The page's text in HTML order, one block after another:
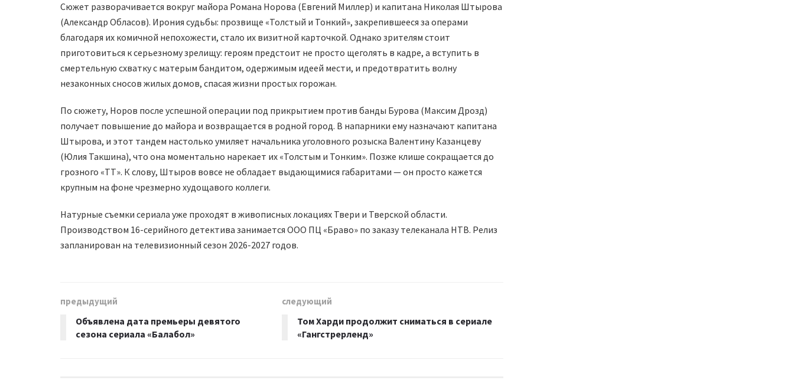
Сюжет разворачивается вокруг майора Романа Норова (Евгений Миллер) и капитана Николая Штырова
(Александр Обласов). Ирония судьбы: прозвище «Толстый и Тонкий», закрепившееся за операми
благодаря их комичной непохожести, стало их визитной карточкой. Однако зрителям стоит
приготовиться к серьезному зрелищу: героям предстоит не просто щеголять в кадре, а вступить в
смертельную схватку с матерым бандитом, одержимым идеей мести, и предотвратить волну
незаконных сносов жилых домов, спасая жизни простых горожан.
По сюжету, Норов после успешной операции под прикрытием против банды Бурова (Максим Дрозд)
получает повышение до майора и возвращается в родной город. В напарники ему назначают капитана
Штырова, и этот тандем настолько умиляет начальника уголовного розыска Валентину Казанцеву
(Юлия Такшина), что она моментально нарекает их «Толстым и Тонким». Позже клише сокращается до
грозного «ТТ». К слову, Штыров вовсе не обладает выдающимися габаритами — он просто кажется
крупным на фоне чрезмерно худощавого коллеги.
Натурные съемки сериала уже проходят в живописных локациях Твери и Тверской области.
Производством 16-серийного детектива занимается ООО ПЦ «Браво» по заказу телеканала НТВ. Релиз
запланирован на телевизионный сезон 2026-2027 годов.
предыдущий
Объявлена дата премьеры девятого
сезона сериала «Балабол»
следующий
Том Харди продолжит сниматься в сериале
«Гангстрерленд»